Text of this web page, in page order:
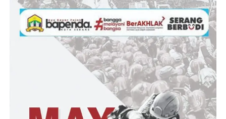
Ia berharap segala jenis dan macam program yang nantinya bisa
disinergikan dengan Pemkot Serang berjalan dengan lancar dan
saling kolaboratif.
“Kedepan untuk Menyambut liburan semester, kami Bersama
Pengurus Daerah Pelajar Islam Indonesia (PD PII) Kota Serang
akan mengadakan Maprata basic training, tingkat Kota Serang
sebelum ke tingkat provinsi. Mudah-mudahan kegiatan ini dapat
diikuti oleh seluruh pelajar SMP/Mts Se Kota Serang,” ucap